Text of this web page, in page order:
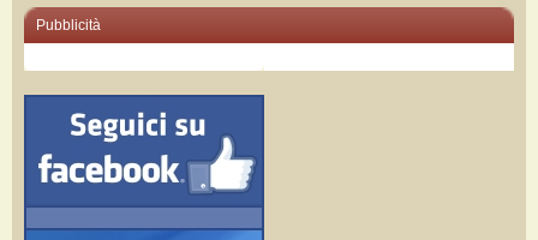
Pubblicità